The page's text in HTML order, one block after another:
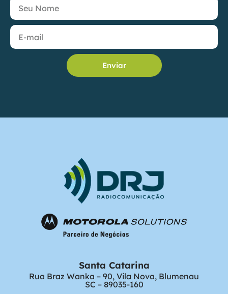
Enviar
Santa Catarina
Rua Braz Wanka – 90, Vila Nova, Blumenau
SC – 89035-160